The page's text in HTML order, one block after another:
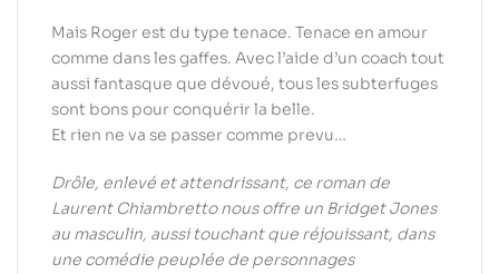
Mais Roger est du type tenace. Tenace en amour
comme dans les gaffes. Avec l’aide d’un coach tout
aussi fantasque que dévoué, tous les subterfuges
sont bons pour conquérir la belle.
Et rien ne va se passer comme prevu…
Drôle, enlevé et attendrissant, ce roman de
Laurent Chiambretto nous offre un Bridget Jones
au masculin, aussi touchant que réjouissant, dans
une comédie peuplée de personnages